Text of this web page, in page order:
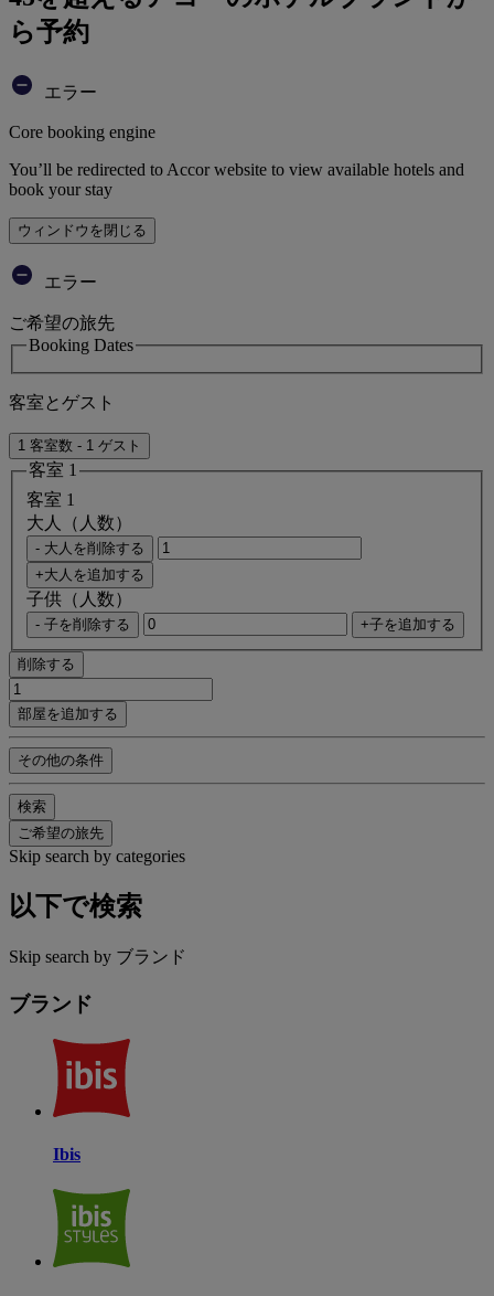
ら予約
エラー
Core booking engine
You’ll be redirected to Accor website to view available hotels and
book your stay
ウィンドウを閉じる
エラー
ご希望の旅先
Booking Dates
客室とゲスト
1 客室数 - 1 ゲスト
客室 1
客室 1
大人（人数）
- 大人を削除する
+大人を追加する
子供（人数）
- 子を削除する +子を追加する
削除する
部屋を追加する
その他の条件
検索
ご希望の旅先
Skip search by categories
以下で検索
Skip search by ブランド
ブランド
Ibis